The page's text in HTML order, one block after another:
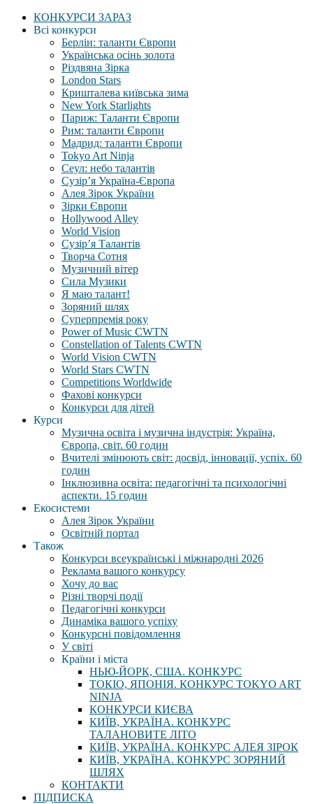
КОНКУРСИ ЗАРАЗ
Всі конкурси
Берлін: таланти Європи
Українська осінь золота
Різдвяна Зірка
London Stars
Кришталева київська зима
New York Starlights
Париж: Таланти Європи
Рим: таланти Європи
Мадрид: таланти Європи
Tokyo Art Ninja
Сеул: небо талантів
Сузір’я Україна-Європа
Алея Зірок України
Зірки Європи
Hollywood Alley
World Vision
Сузір’я Талантів
Творча Сотня
Музичний вітер
Сила Музики
Я маю талант!
Зоряний шлях
Суперпремія року
Power of Music CWTN
Constellation of Talents CWTN
World Vision CWTN
World Stars CWTN
Competitions Worldwide
Фахові конкурси
Конкурси для дітей
Курси
Музична освіта і музична індустрія: Україна,
Європа, світ. 60 годин
Вчителі змінюють світ: досвід, інновації, успіх. 60
годин
Інклюзивна освіта: педагогічні та психологічні
аспекти. 15 годин
Екосистеми
Алея Зірок України
Освітній портал
Також
Конкурси всеукраїнські і міжнародні 2026
Реклама вашого конкурсу
Хочу до вас
Різні творчі події
Педагогічні конкурси
Динаміка вашого успіху
Конкурсні повідомлення
У світі
Країни і міста
НЬЮ-ЙОРК, США. КОНКУРС
ТОКІО, ЯПОНІЯ. КОНКУРС TOKYO ART
NINJA
КОНКУРСИ КИЄВА
КИЇВ, УКРАЇНА. КОНКУРС
ТАЛАНОВИТЕ ЛІТО
КИЇВ, УКРАЇНА. КОНКУРС АЛЕЯ ЗІРОК
КИЇВ, УКРАЇНА. КОНКУРС ЗОРЯНИЙ
ШЛЯХ
КОНТАКТИ
ПІДПИСКА